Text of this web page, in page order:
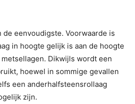
de eenvoudigste. Voorwaarde is
in hoogte gelijk is aan de hoogte
Dikwijls wordt een
hoewel in sommige gevallen
een anderhalfsteensrollaag
zijn.